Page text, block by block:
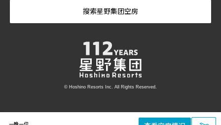
搜索星野集团空房
© Hoshino Resorts Inc. All Rights Reserved.